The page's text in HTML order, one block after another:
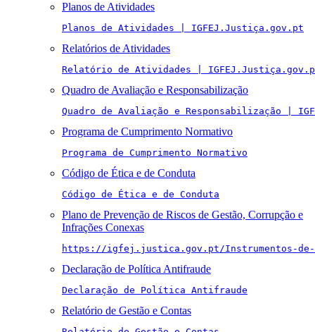
Planos de Atividades
Planos de Atividades | IGFEJ.Justiça.gov.pt
Relatórios de Atividades
Relatório de Atividades |
Quadro de Avaliação e Responsabilização
Quadro de Avaliação e Responsabilização |
Programa de Cumprimento Normativo
Programa de Cumprimento Normativo
Código de Ética e de Conduta
Código de Ética e de Conduta
Plano de Prevenção de Riscos de Gestão, Corrupção e
Infrações Conexas
https://igfej.justica.gov.pt/Instrumentos-de-
Declaração de Política Antifraude
Declaração de Política Antifraude
Relatório de Gestão e Contas